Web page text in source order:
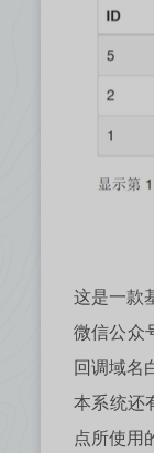
这是一款
微信公众
回调域名
本系统还
点所使用